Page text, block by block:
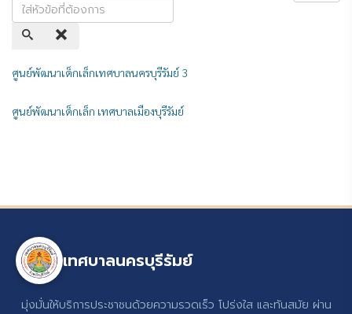
ศูนย์พัฒนาเด็กเล็กเทศบาลนครบุรีรัมย์ 3
ศูนย์พัฒนาเด็กเล็ก เทศบาลเมืองบุรีรัมย์
เทศบาลนครบุรีรัมย์
มุ่งมั่นให้บริการประชาชนด้วยความรวดเร็ว โปร่งใส และทันสมัย ผ่าน